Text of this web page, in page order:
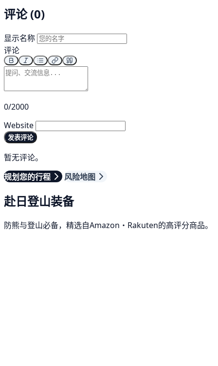
评论 (0)
显示名称
评论
0/2000
Website
发表评论
暂无评论。
规划您的行程
风险地图
赴日登山装备
防熊与登山必备，精选自Amazon・Rakuten的高评分商品。